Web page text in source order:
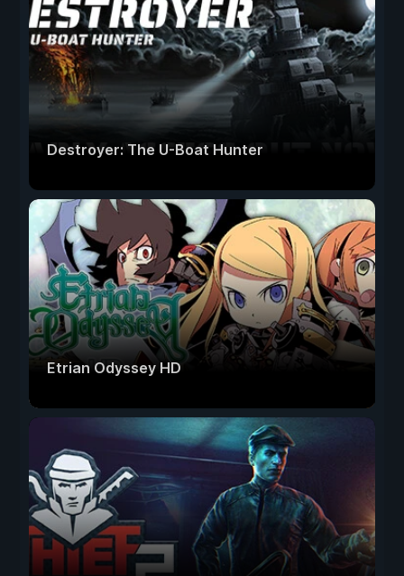
Destroyer: The U-Boat Hunter
Etrian Odyssey HD